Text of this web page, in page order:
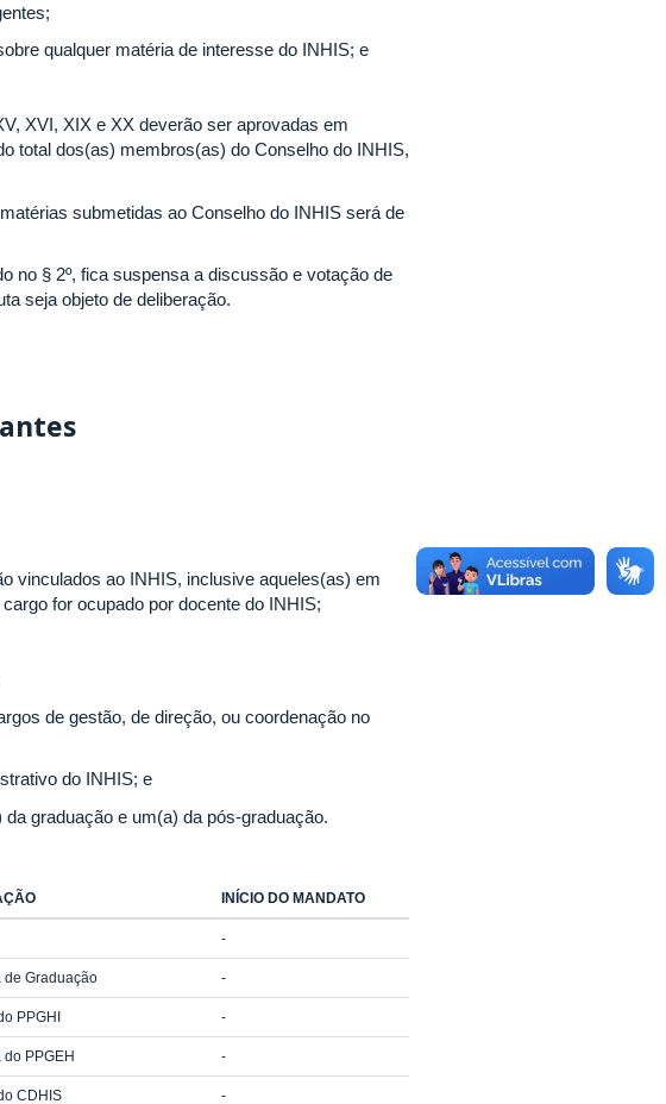
qualquer matéria de interesse do INHIS; e
XVI, XIX e XX deverão ser aprovadas em
total dos(as) membros(as) do Conselho do INHIS,
submetidas ao Conselho do INHIS será de
no § 2º, fica suspensa a discussão e votação de
seja objeto de deliberação.
vinculados ao INHIS, inclusive aqueles(as) em
for ocupado por docente do INHIS;
de gestão, de direção, ou coordenação no
do INHIS; e
graduação e um(a) da pós-graduação.
INÍCIO DO MANDATO
-
Graduação -
PPGHI -
PPGEH -
CDHIS -